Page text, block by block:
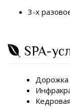
3-х
SPA-
Дорожка